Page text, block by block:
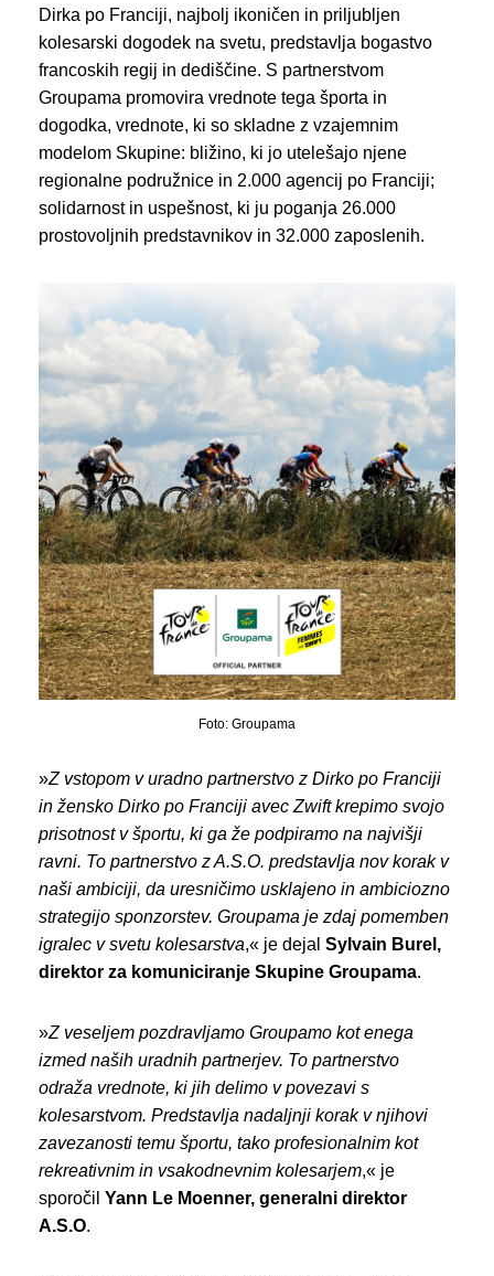
Dirka po Franciji, najbolj ikoničen in priljubljen
kolesarski dogodek na svetu, predstavlja bogastvo
francoskih regij in dediščine. S partnerstvom
Groupama promovira vrednote tega športa in
dogodka, vrednote, ki so skladne z vzajemnim
modelom Skupine: bližino, ki jo utelešajo njene
regionalne podružnice in 2.000 agencij po Franciji;
solidarnost in uspešnost, ki ju poganja 26.000
prostovoljnih predstavnikov in 32.000 zaposlenih.
Foto: Groupama
»Z vstopom v uradno partnerstvo z Dirko po Franciji
in žensko Dirko po Franciji avec Zwift krepimo svojo
prisotnost v športu, ki ga že podpiramo na najvišji
ravni. To partnerstvo z A.S.O. predstavlja nov korak v
naši ambiciji, da uresničimo usklajeno in ambiciozno
strategijo sponzorstev. Groupama je zdaj pomemben
igralec v svetu kolesarstva,« je dejal Sylvain Burel,
direktor za komuniciranje Skupine Groupama.
»Z veseljem pozdravljamo Groupamo kot enega
izmed naših uradnih partnerjev. To partnerstvo
odraža vrednote, ki jih delimo v povezavi s
kolesarstvom. Predstavlja nadaljnji korak v njihovi
zavezanosti temu športu, tako profesionalnim kot
rekreativnim in vsakodnevnim kolesarjem,« je
sporočil Yann Le Moenner, generalni direktor
A.S.O.